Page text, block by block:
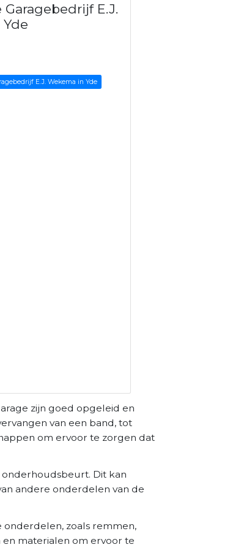
E.J.
E.J. Wekema in Yde
zijn goed opgeleid en
van een band, tot
om ervoor te zorgen dat
Dit kan
andere onderdelen van de
onderdelen, zoals remmen,
materialen om ervoor te